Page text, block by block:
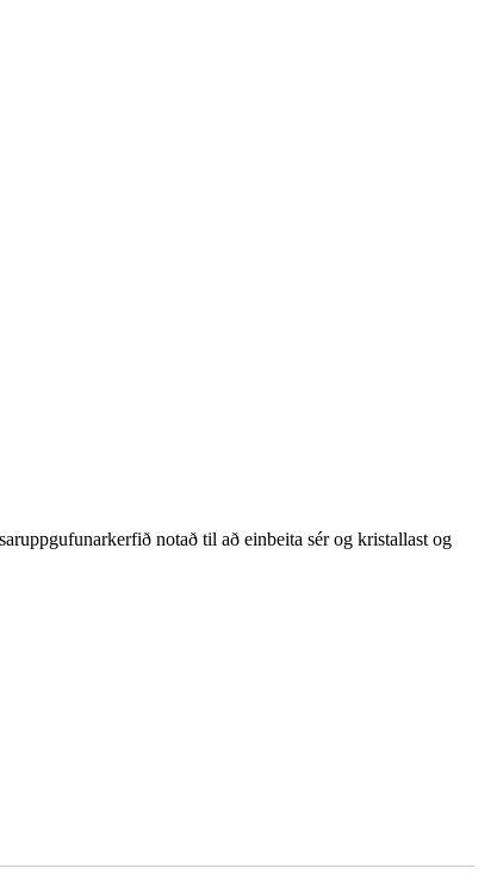
notað til að einbeita sér og kristallast og